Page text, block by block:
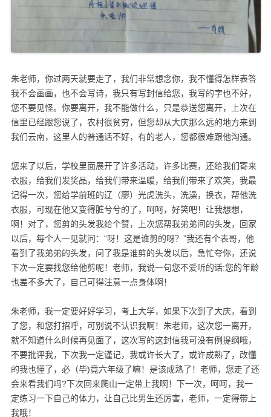
朱老师，你过两天就要走了，我们非常想念你，我不懂得怎样表答
我不会画画，也不会写诗，我只有写封信给您，我写的字也不好，
您不要见怪。你要离开，我不能做什么，只是恭送您离开，上次在
信里已经跟您说了，农村很贫穷，但您却从大庆那么远的地方来到
我们云南，这里人的普通话不好，有的老人，您都很难跟他沟通。
您来了以后，学校里面展开了许多活动，许多比赛，还给我们寄来
衣服，给我们发奖品，给我们带来温暖，给我们带来了欢笑，我最
记得一次，您给学前班的辽（廖）光虎洗头，洗澡，换衣，帮他洗
衣服，可现在他又变得脏兮兮的了，呵呵，好笑吧！让我想想，
啊！对了，您剪的头发我给个赞，上次您帮我弟弟间的头发，回家
以后，每个人一见就问：“呀！这是谁剪的呀？”我还有个表哥，他
看到了我弟弟的头发，问了我是谁剪的头发以后，急忙夸你，还说
下次一定要找您给他剪呢！老师，我说一句您不爱听的话:您的年龄
也差不多大了，自己可得注意一点身体啊！
朱老师，我一定要好好学习，考上大学，如果下次到了大庆，看到
了您，和您打招呼，可别说不认识我啊！朱老师，这次您一离开，
就不知道什么时候再见面了，这次写的这封信我可没有例提纲哦，
不要批评我，下次我一定谨记，我或许长大了，或许成熟了，改懂
的我也懂了，必（毕)竟六年级了嘛！是该成熟了！老师，您走了还
会来看我们吗?下次回来爬山一定带上我啊！下一次，呵呵，我一
定练习一下自己的体力，让自己比男生还厉害，老师，一定得带上
我哦！